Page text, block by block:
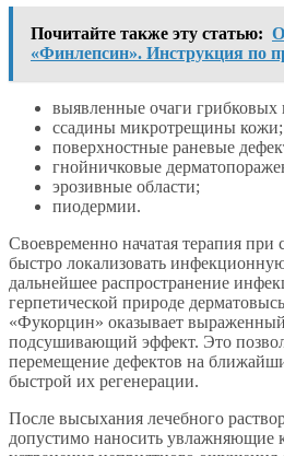
Почитайте также эту статью:
«Финлепсин». Инструкция по
выявленные очаги грибковых
ссадины микротрещины кожи;
поверхностные раневые
гнойничковые
эрозивные области;
пиодермии.
Своевременно начатая терапия при
быстро локализовать
дальнейшее распространение
герпетической природе
«Фукорцин» оказывает
подсушивающий эффект. Это
перемещение дефектов на
быстрой их регенерации.
После высыхания лечебного
допустимо наносить увлажняющие